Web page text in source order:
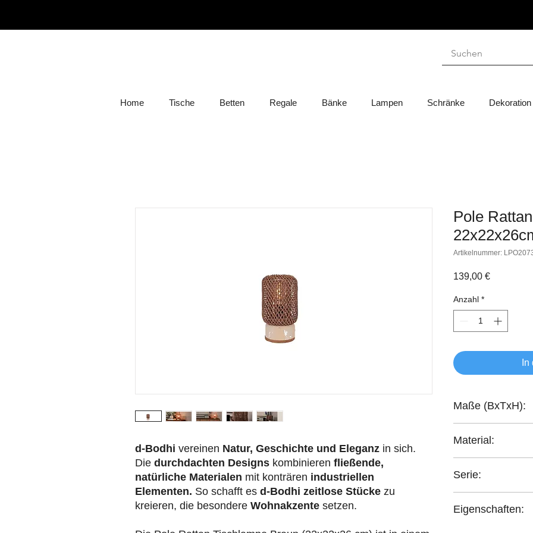
Home Tische Betten Regale Bänke Lampen Schränke Dekoration
d-Bodhi vereinen Natur, Geschichte und Eleganz in sich.
Die durchdachten Designs kombinieren fließende,
natürliche Materialen mit konträren industriellen
Elementen. So schafft es d-Bodhi zeitlose Stücke zu
kreieren, die besondere Wohnakzente setzen.
Pole
Artikelnummer:
139,00 €Preis
Anzahl *
Maße (BxTxH):
Material:
Serie:
Eigenschaften: